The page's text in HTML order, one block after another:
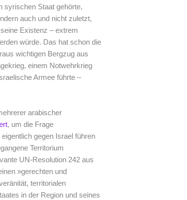
syrischen Staat gehörte,
auch und nicht zuletzt,
Existenz – extrem
würde. Das hat schon die
wichtigen Bergzug aus
einem Notwehrkrieg
Armee führte –
arabischer
, um die Frage
gegen Israel führen
Territorium
UN-Resolution 242 aus
»gerechten und
territorialen
in der Region und seines